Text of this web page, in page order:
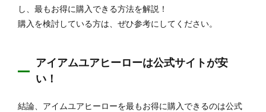
し、最もお得に購入できる方法を解説！
購入を検討している方は、ぜひ参考にしてください。
アイアムユアヒーローは公式サイトが安
い！
結論、アイムユアヒーローを最もお得に購入できるのは公式